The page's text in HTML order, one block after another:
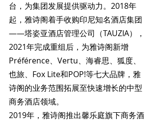
台，为集团发展提供驱动力。2018年
起，雅诗阁着手收购印尼知名酒店集团
——塔姿亚酒店管理公司（TAUZIA），
2021年完成重组后，为雅诗阁新增
Préférence、Vertu、海睿思、狐度、
也旅、Fox Lite和POP!等七大品牌，雅
诗阁的业务范围拓展至快速增长的中型
商务酒店领域。
2019年，雅诗阁推出馨乐庭旗下商务酒